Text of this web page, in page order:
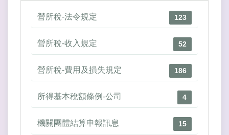
營所稅-法令規定 123
營所稅-收入規定 52
營所稅-費用及損失規定 186
所得基本稅額條例-公司 4
機關團體結算申報訊息 15